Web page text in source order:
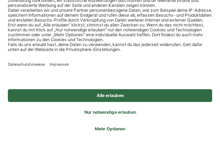
Impressum
Privatsphäre-Einstellungen
© 2026 REWE Group - All rights reserved